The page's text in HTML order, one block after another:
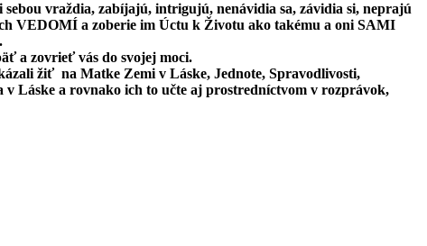
vraždia, zabíjajú, intrigujú, nenávidia sa, závidia si, neprajú
VEDOMÍ a zoberie im Úctu k Životu ako takému a oni SAMI
a zovrieť vás do svojej moci.
žiť na Matke Zemi v Láske, Jednote, Spravodlivosti,
Láske a rovnako ich to učte aj prostredníctvom v rozprávok,